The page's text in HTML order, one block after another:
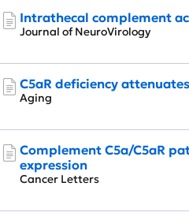
Intrathecal complement
Journal of NeuroVirology
C5aR deficiency
Aging
Complement C5a/C5aR
expression
Cancer Letters